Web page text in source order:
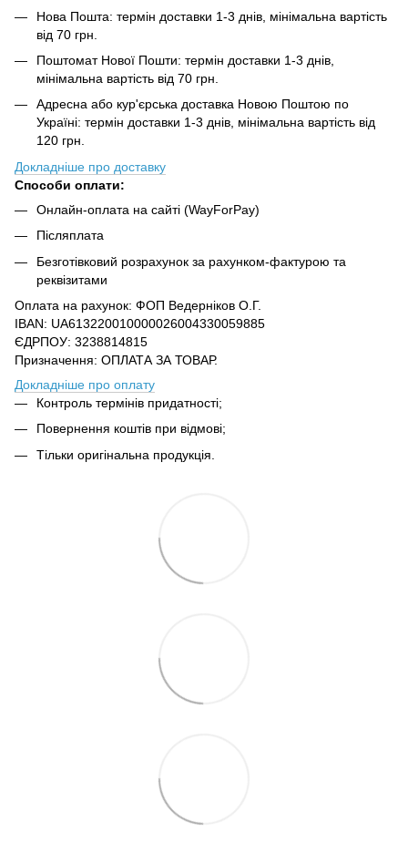
Нова Пошта: термін доставки 1-3 днів, мінімальна вартість
від 70 грн.
Поштомат Нової Пошти: термін доставки 1-3 днів,
мінімальна вартість від 70 грн.
Адресна або кур'єрська доставка Новою Поштою по
Україні: термін доставки 1-3 днів, мінімальна вартість від
120 грн.
Докладніше про доставку
Способи оплати:
Онлайн-оплата на сайті (WayForPay)
Післяплата
Безготівковий розрахунок за рахунком-фактурою та
реквізитами
Оплата на рахунок: ФОП Ведерніков О.Г.
IBAN: UA613220010000026004330059885
ЄДРПОУ: 3238814815
Призначення: ОПЛАТА ЗА ТОВАР.
Докладніше про оплату
Контроль термінів придатності;
Повернення коштів при відмові;
Тільки оригінальна продукція.